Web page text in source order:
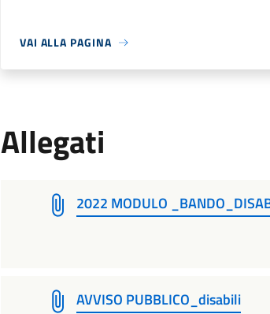
VAI ALLA PAGINA
Allegati
2022 MODULO
AVVISO PUBBLICO_disabili